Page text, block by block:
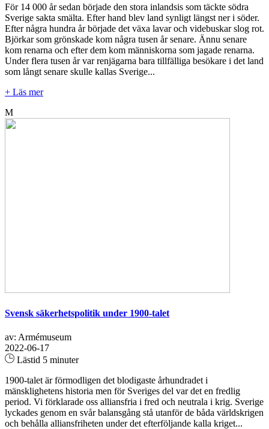
För 14 000 år sedan började den stora inlandsis som täckte södra
Sverige sakta smälta. Efter hand blev land synligt längst ner i söder.
Efter några hundra år började det växa lavar och videbuskar slog rot.
Björkar som grönskade kom några tusen år senare. Ännu senare
kom renarna och efter dem kom människorna som jagade renarna.
Under flera tusen år var renjägarna bara tillfälliga besökare i det land
som långt senare skulle kallas Sverige...
+ Läs mer
M
Svensk säkerhetspolitik under 1900-talet
av: Armémuseum
2022-06-17
Lästid 5 minuter
1900-talet är förmodligen det blodigaste århundradet i
mänsklighetens historia men för Sveriges del var det en fredlig
period. Vi förklarade oss alliansfria i fred och neutrala i krig. Sverige
lyckades genom en svår balansgång stå utanför de båda världskrigen
och behålla alliansfriheten under det efterföljande kalla kriget...